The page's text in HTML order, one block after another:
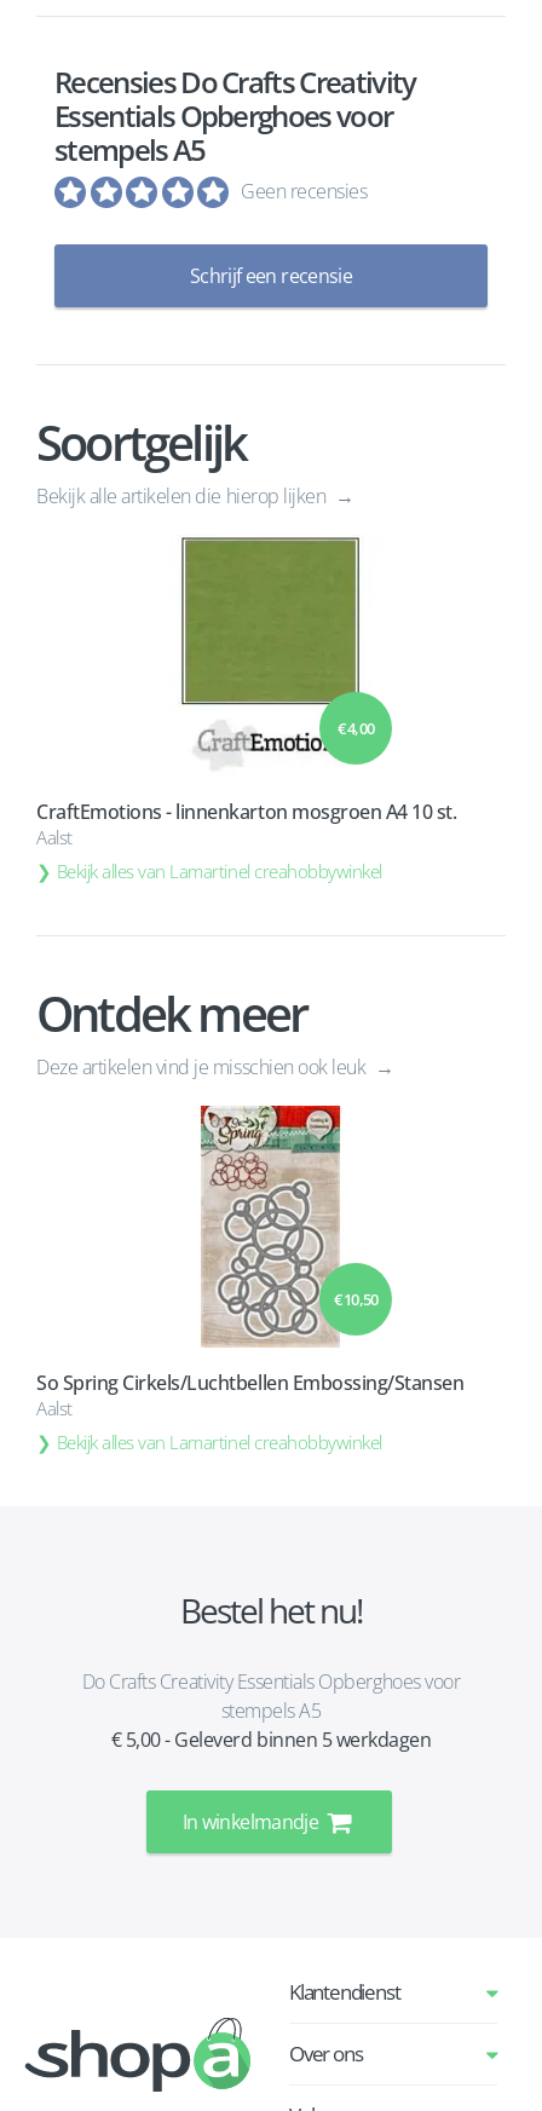
Recensies Do Crafts Creativity
Essentials Opberghoes voor
stempels A5
Geen recensies
Schrijf een recensie
Soortgelijk
Bekijk alle artikelen die hierop lijken
€ 4,00
CraftEmotions - linnenkarton mosgroen A4 10 st.
Aalst
Bekijk alles van Lamartinel creahobbywinkel
€ 10,50
So Spring Cirkels/Luchtbellen Embossing/Stansen
Aalst
Bekijk alles van Lamartinel creahobbywinkel
Ontdek meer
Deze artikelen vind je misschien ook leuk
Bestel het nu!
Do Crafts Creativity Essentials Opberghoes voor
stempels A5
€ 5,00 - Geleverd binnen 5 werkdagen
In winkelmandje
Klantendienst
Over ons